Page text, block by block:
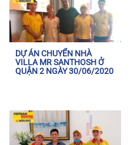
DỰ ÁN CHUYỂN NHÀ
VILLA MR SANTHOSH Ở
QUẬN 2 NGÀY 30/06/2020